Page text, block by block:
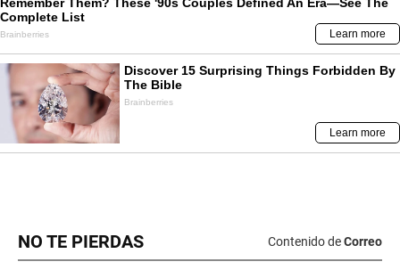
NO TE PIERDAS Contenido deCorreo